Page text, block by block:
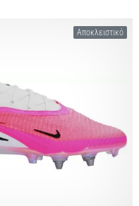
Αποκλειστικό